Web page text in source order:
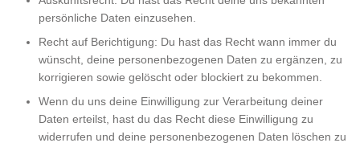
persönliche Daten einzusehen.
Recht auf Berichtigung: Du hast das Recht wann immer du
wünscht, deine personenbezogenen Daten zu ergänzen, zu
korrigieren sowie gelöscht oder blockiert zu bekommen.
Wenn du uns deine Einwilligung zur Verarbeitung deiner
Daten erteilst, hast du das Recht diese Einwilligung zu
widerrufen und deine personenbezogenen Daten löschen zu